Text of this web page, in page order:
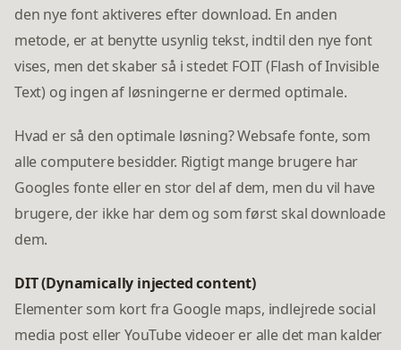
den nye font aktiveres efter download. En anden
metode, er at benytte usynlig tekst, indtil den nye font
vises, men det skaber så i stedet FOIT (Flash of Invisible
Text) og ingen af løsningerne er dermed optimale.
Hvad er så den optimale løsning? Websafe fonte, som
alle computere besidder. Rigtigt mange brugere har
Googles fonte eller en stor del af dem, men du vil have
brugere, der ikke har dem og som først skal downloade
dem.
DIT (Dynamically injected content)
Elementer som kort fra Google maps, indlejrede social
media post eller YouTube videoer er alle det man kalder